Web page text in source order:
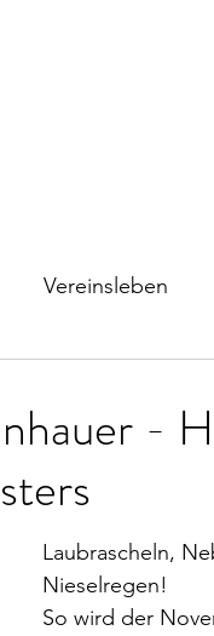
Vereinsleben
-
Laubrascheln,
Nieselregen!
So wird der